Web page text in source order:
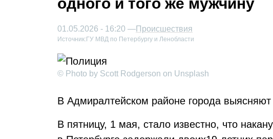
01.05.2026 - 16:20 —Происшествия
Источник: ГУ МВД по Петербургу и Ленобласти
© Photo by Scott Rodgerson on Unsplash
В Адмиралтейском районе города выясняют
В пятницу, 1 мая, стало известно, что